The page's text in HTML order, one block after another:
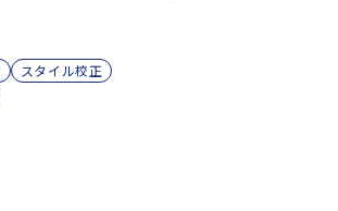
スタイル校正